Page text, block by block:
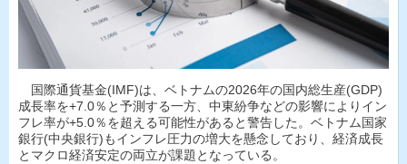
国際通貨基金(IMF)は、ベトナムの2026年の国内総生産(GDP)
成長率を+7.0％と予測する一方、中東紛争などの影響によりイン
フレ率が+5.0％を超える可能性があると警告した。ベトナム国家
銀行(中央銀行)もインフレ圧力の増大を懸念しており、経済成長
とマクロ経済安定の両立が課題となっている。